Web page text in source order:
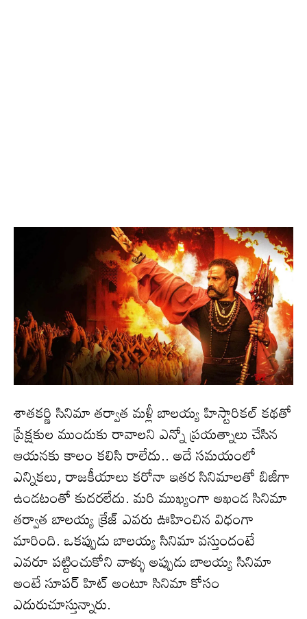
శాతకర్ణి సినిమా తర్వాత మళ్లీ బాలయ్య హిస్టారికల్ కథతో
ప్రేక్షకుల ముందుకు రావాలని ఎన్నో ప్రయత్నాలు చేసిన
ఆయనకు కాలం కలిసి రాలేదు.. అదే సమయంలో
ఎన్నికలు, రాజకీయాలు కరోనా ఇతర సినిమాలతో బిజీగా
ఉండటంతో కుదరలేదు. మరి ముఖ్యంగా అఖండ సినిమా
తర్వాత బాలయ్య క్రేజ్ ఎవరు ఊహించిన విధంగా
మారింది. ఒకప్పుడు బాలయ్య సినిమా వస్తుందంటే
ఎవరూ పట్టించుకోని వాళ్ళు అప్పుడు బాలయ్య సినిమా
అంటే సూపర్ హిట్ అంటూ సినిమా కోసం
ఎదురుచూస్తున్నారు.